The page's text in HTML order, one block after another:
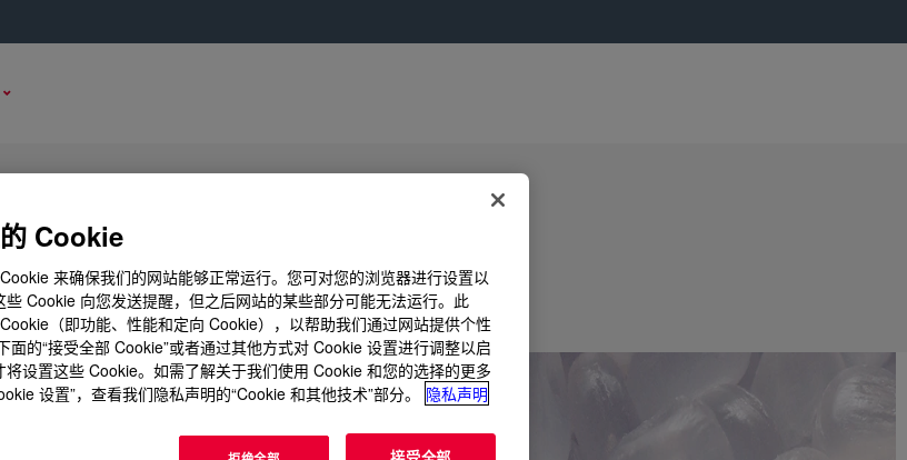
Cookie
来确保我们的网站能够正常运行。您可对您的浏览器进行设置以
Cookie 向您发送提醒，但之后网站的某些部分可能无法运行。此
（即功能、性能和定向 Cookie），以帮助我们通过网站提供个性
面的“接受全部 Cookie”或者通过其他方式对 Cookie 设置进行调整以启
设置这些 Cookie。如需了解关于我们使用 Cookie 和您的选择的更多
设置”，查看我们隐私声明的“Cookie 和其他技术”部分。
隐私声明